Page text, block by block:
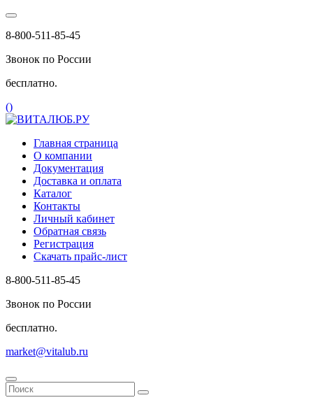
8-800-511-85-45
Звонок по России
бесплатно.
()
Главная страница
О компании
Документация
Доставка и оплата
Каталог
Контакты
Личный кабинет
Обратная связь
Регистрация
Скачать прайс-лист
8-800-511-85-45
Звонок по России
бесплатно.
market@vitalub.ru